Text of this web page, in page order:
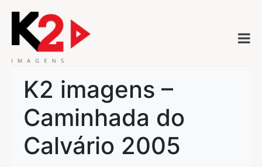
K2 imagens –
Caminhada do
Calvário 2005